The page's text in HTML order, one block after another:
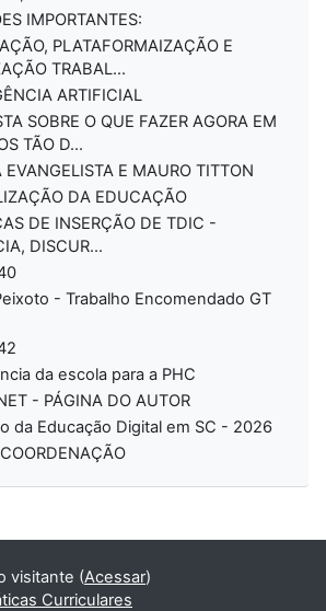
IMPORTANTES:
PLATAFORMAIZAÇÃO E
TRABAL...
ARTIFICIAL
SOBRE O QUE FAZER AGORA EM
TÃO D...
EVANGELISTA E MAURO TITTON
DA EDUCAÇÃO
DE INSERÇÃO DE TDIC -
DISCUR...
- Trabalho Encomendado GT
da escola para a PHC
- PÁGINA DO AUTOR
da Educação Digital em SC - 2026
visitante (Acessar)
Curriculares